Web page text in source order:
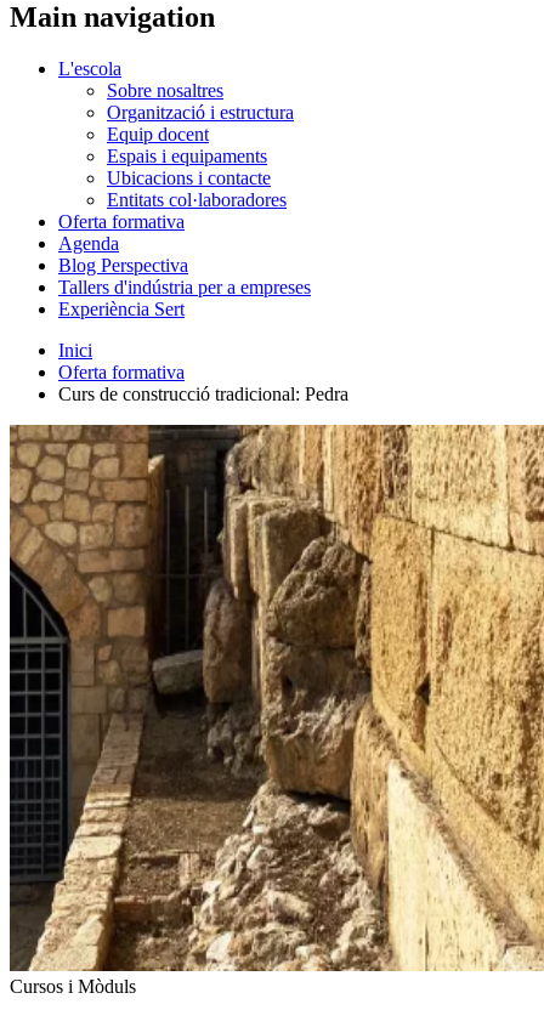
Main navigation
L'escola
Sobre nosaltres
Organització i estructura
Equip docent
Espais i equipaments
Ubicacions i contacte
Entitats col·laboradores
Oferta formativa
Agenda
Blog Perspectiva
Tallers d'indústria per a empreses
Experiència Sert
Inici
Oferta formativa
Curs de construcció tradicional: Pedra
Cursos i Mòduls